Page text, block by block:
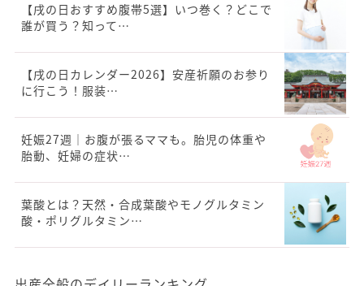
【戌の日おすすめ腹帯5選】いつ巻く？どこで
誰が買う？知って…
【戌の日カレンダー2026】安産祈願のお参り
に行こう！服装…
妊娠27週｜お腹が張るママも。胎児の体重や
胎動、妊婦の症状…
葉酸とは？天然・合成葉酸やモノグルタミン
酸・ポリグルタミン…